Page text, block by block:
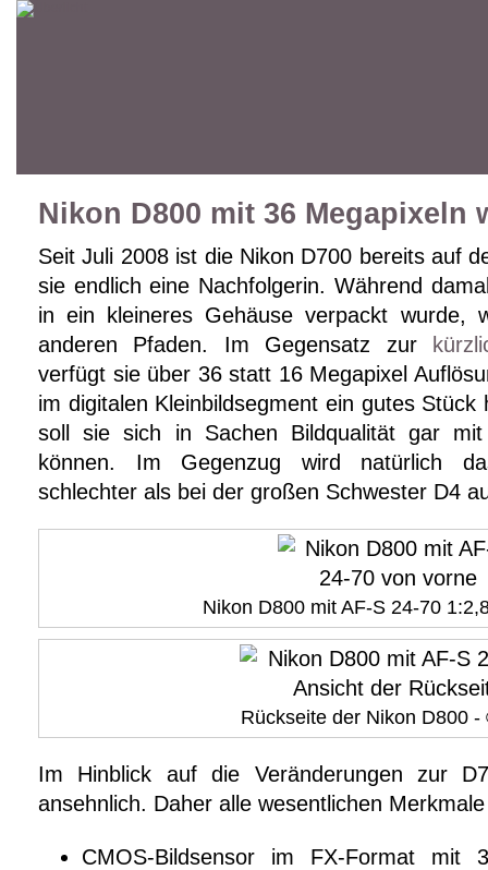
Nikon D800 mit 36 Megapixeln
Seit Juli 2008 ist die Nikon D700 bereits auf
sie endlich eine Nachfolgerin. Während
in ein kleineres Gehäuse verpackt wurde,
anderen Pfaden. Im Gegensatz zur
verfügt sie über 36 statt 16 Megapixel
im digitalen Kleinbildsegment ein gutes Stück
soll sie sich in Sachen Bildqualität gar
können. Im Gegenzug wird natürlich
schlechter als bei der großen Schwester D4
Nikon D800 mit AF-S 24-70
Rückseite der Nikon D800 -
Im Hinblick auf die Veränderungen zur
ansehnlich. Daher alle wesentlichen
CMOS-Bildsensor im FX-Format mit